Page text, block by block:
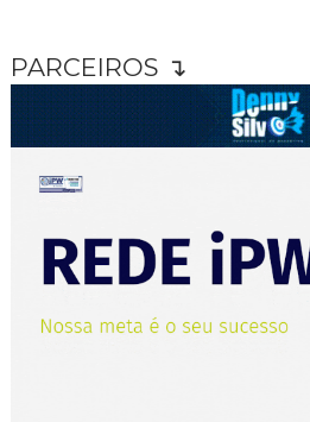
PARCEIROS ↴